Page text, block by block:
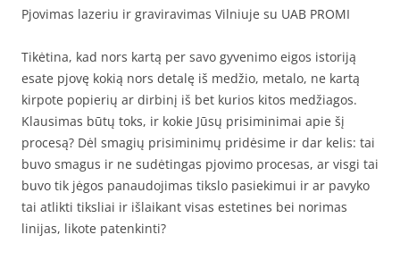
Pjovimas lazeriu ir graviravimas Vilniuje su UAB PROMI
Tikėtina, kad nors kartą per savo gyvenimo eigos istoriją
esate pjovę kokią nors detalę iš medžio, metalo, ne kartą
kirpote popierių ar dirbinį iš bet kurios kitos medžiagos.
Klausimas būtų toks, ir kokie Jūsų prisiminimai apie šį
procesą? Dėl smagių prisiminimų pridėsime ir dar kelis: tai
buvo smagus ir ne sudėtingas pjovimo procesas, ar visgi tai
buvo tik jėgos panaudojimas tikslo pasiekimui ir ar pavyko
tai atlikti tiksliai ir išlaikant visas estetines bei norimas
linijas, likote patenkinti?